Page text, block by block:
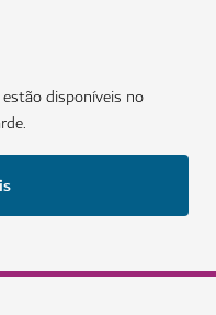
disponíveis no